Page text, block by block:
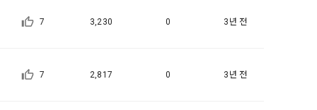
용도로
금 결제, 물
7 3,230 0 3년 전
7 2,817 0 3년 전